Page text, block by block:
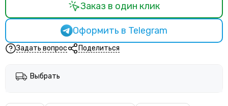
Заказ в один клик
Оформить в Telegram
Задать вопрос Поделиться
Выбрать